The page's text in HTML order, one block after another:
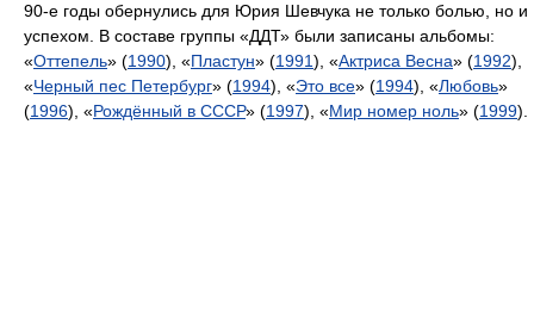
90-е годы обернулись для Юрия Шевчука не только болью, но и
успехом. В составе группы «ДДТ» были записаны альбомы:
«Оттепель» (1990), «Пластун» (1991), «Актриса Весна» (1992),
«Черный пес Петербург» (1994), «Это все» (1994), «Любовь»
(1996), «Рождённый в СССР» (1997), «Мир номер ноль» (1999).